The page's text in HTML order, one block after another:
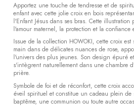
Apportez une touche de tendresse et de
enfant avec cette jolie croix en bois
l'Enfant Jésus dans ses bras. Cette
l'amour maternel, la protection et la confiance
Issue de la collection HOWOKI, cette croix
main dans de délicates nuances de rose,
l'univers des plus jeunes. Son design épuré
s'intègrent naturellement dans une chambre
prière.
Symbole de foi et de réconfort, cette croix
éveil spirituel et constitue un cadeau plein
baptême, une communion ou toute autre